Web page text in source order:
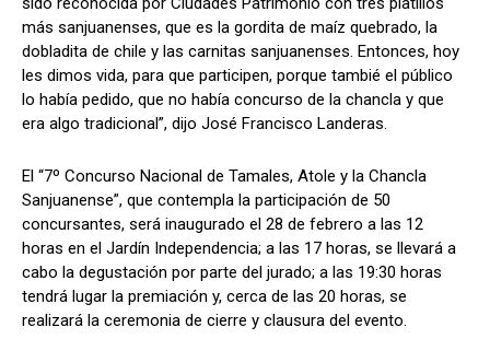
más sanjuanenses, que es la gordita de maíz quebrado, la
dobladita de chile y las carnitas sanjuanenses. Entonces, hoy
les dimos vida, para que participen, porque tambié el público
lo había pedido, que no había concurso de la chancla y que
era algo tradicional”, dijo José Francisco Landeras.
El “7º Concurso Nacional de Tamales, Atole y la Chancla
Sanjuanense”, que contempla la participación de 50
concursantes, será inaugurado el 28 de febrero a las 12
horas en el Jardín Independencia; a las 17 horas, se llevará a
cabo la degustación por parte del jurado; a las 19:30 horas
tendrá lugar la premiación y, cerca de las 20 horas, se
realizará la ceremonia de cierre y clausura del evento.